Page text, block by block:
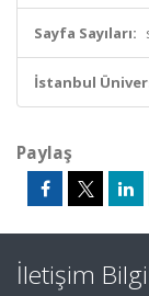
Sayfa Sayıları:
İstanbul
Paylaş
İletişim